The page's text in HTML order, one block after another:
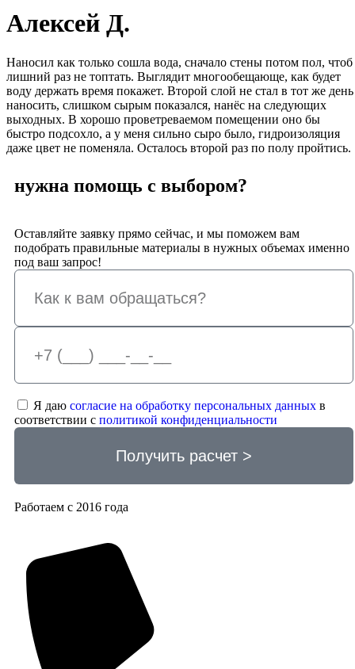
Алексей Д.
Наносил как только сошла вода, сначало стены потом пол, чтоб
лишний раз не топтать. Выглядит многообещающе, как будет
воду держать время покажет. Второй слой не стал в тот же день
наносить, слишком сырым показался, нанёс на следующих
выходных. В хорошо проветреваемом помещении оно бы
быстро подсохло, а у меня сильно сыро было, гидроизоляция
даже цвет не поменяла. Осталось второй раз по полу пройтись.
нужна помощь с выбором?
Оставляйте заявку прямо сейчас, и мы поможем вам
подобрать правильные материалы в нужных объемах именно
под ваш запрос!
Я даю согласие на обработку персональных данных в
соответствии с политикой конфиденциальности
Получить расчет >
Работаем с 2016 года